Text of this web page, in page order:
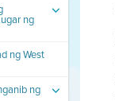
ng
ng West
ng